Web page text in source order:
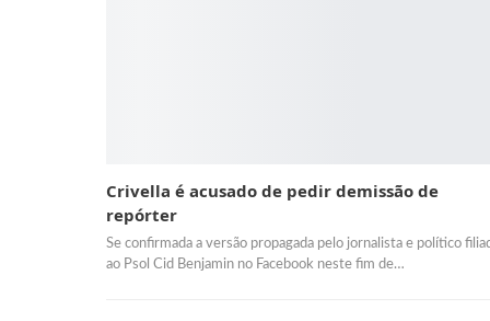
Crivella é acusado de pedir demissão de
repórter
Se confirmada a versão propagada pelo jornalista e político
ao Psol Cid Benjamin no Facebook neste fim de…